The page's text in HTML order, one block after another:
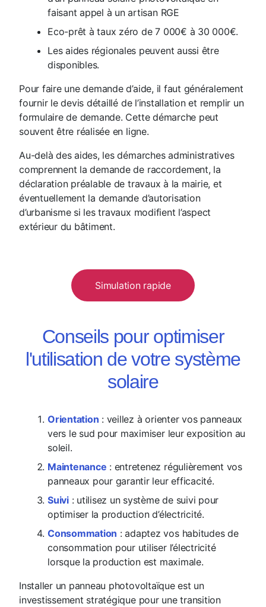
faisant appel à un artisan RGE
Eco-prêt à taux zéro de 7 000€ à 30 000€.
Les aides régionales peuvent aussi être
disponibles.
Pour faire une demande d’aide, il faut généralement
fournir le devis détaillé de l’installation et remplir un
formulaire de demande. Cette démarche peut
souvent être réalisée en ligne.
Au-delà des aides, les démarches administratives
comprennent la demande de raccordement, la
déclaration préalable de travaux à la mairie, et
éventuellement la demande d’autorisation
d’urbanisme si les travaux modifient l’aspect
extérieur du bâtiment.
Simulation rapide
Conseils pour optimiser
l'utilisation de votre système
solaire
Orientation : veillez à orienter vos panneaux
vers le sud pour maximiser leur exposition au
soleil.
Maintenance : entretenez régulièrement vos
panneaux pour garantir leur efficacité.
Suivi: utilisez un système de suivi pour
optimiser la production d’électricité.
Consommation : adaptez vos habitudes de
consommation pour utiliser l’électricité
lorsque la production est maximale.
Installer un panneau photovoltaïque est un
investissement stratégique pour une transition